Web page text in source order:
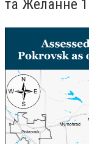
та Желанне